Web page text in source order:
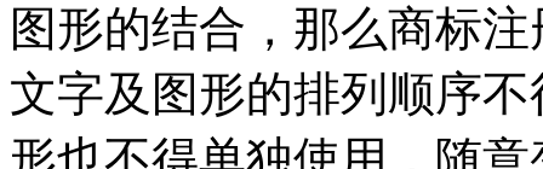
图形的结合，那么商标
文字及图形的排列顺序
形也不得单独使用，随